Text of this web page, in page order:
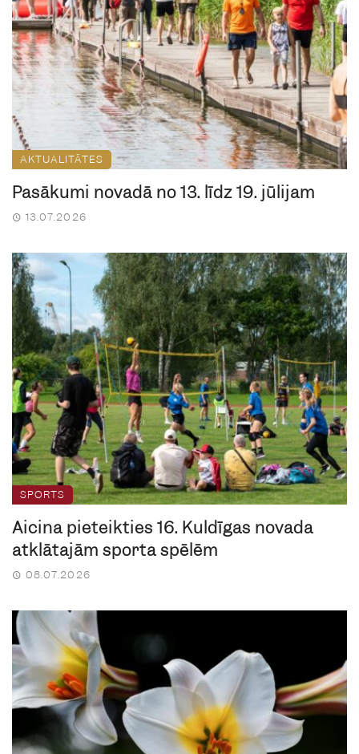
AKTUALITĀTES
Pasākumi novadā no 13. līdz 19. jūlijam
13.07.2026
SPORTS
Aicina pieteikties 16. Kuldīgas novada
atklātajām sporta spēlēm
08.07.2026